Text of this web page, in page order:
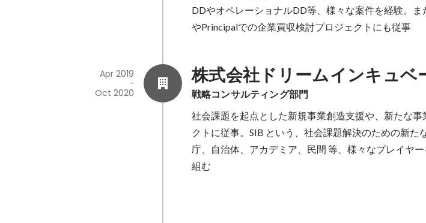
DDやオペレーショナルDD等、様々な案件を経験。
やPrincipalでの企業買収検討プロジェクトにも従事
株式会社ドリームインキュベ
戦略コンサルティング部門
Apr 2019
-
Oct 2020
社会課題を起点とした新規事業創造支援や、新たな
クトに従事。SIB という、社会課題解決のための新
庁、⾃治体、アカデミア、⺠間 等、様々なプレイヤ
組む